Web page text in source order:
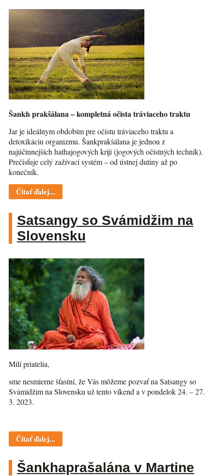
Šankh prakšálana – kompletná očista tráviaceho traktu
Jar je ideálnym obdobím pre očistu tráviaceho traktu a
detoxikáciu organizmu. Šankprakšálana je jednou z
najúčinnejších hathajogových krijí (jogových očistných techník).
Prečisťuje celý zažívací systém – od ústnej dutiny až po
konečník.
Čítať ďalej...
Satsangy so Svámidžim na
Slovensku
Milí priatelia,
sme nesmierne šťastní, že Vás môžeme pozvať na Satsangy so
Svámidžim na Slovensku už tento víkend a v pondelok 24. – 27.
3. 2023.
Čítať ďalej...
Šankhaprašalána v Martine